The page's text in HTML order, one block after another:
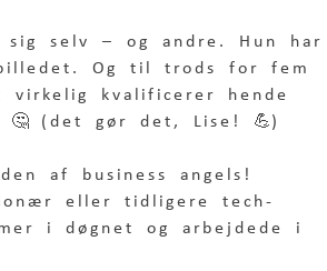
selv – og andre. Hun har
Og til trods for fem
kvalificerer hende
🤔 (det gør det, Lise! 💪)
af business angels!
eller tidligere tech-
i døgnet og arbejdede i